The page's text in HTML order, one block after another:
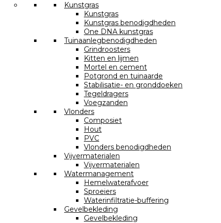
Kunstgras
Kunstgras
Kunstgras benodigdheden
One DNA kunstgras
Tuinaanlegbenodigdheden
Grindroosters
Kitten en lijmen
Mortel en cement
Potgrond en tuinaarde
Stabilisatie- en gronddoeken
Tegeldragers
Voegzanden
Vlonders
Composiet
Hout
PVC
Vlonders benodigdheden
Vijvermaterialen
Vijvermaterialen
Watermanagement
Hemelwaterafvoer
Sproeiers
Waterinfiltratie-buffering
Gevelbekleding
Gevelbekleding